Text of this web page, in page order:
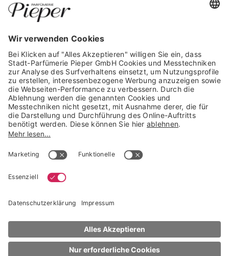
Trusted Shops Mitglied seit 2010
* unverbindliche Preisempfehlung der Verbundgruppe beauty alliance
NACH OBEN